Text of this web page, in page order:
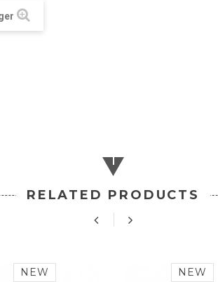
RELATED PRODUCTS
NEW NEW